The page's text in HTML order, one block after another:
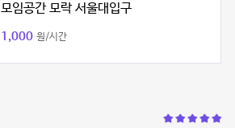
모임공간 모락 서울대입구
1,000 원/시간